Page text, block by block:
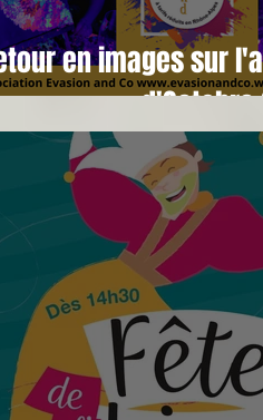
en images sur
d'Octobre